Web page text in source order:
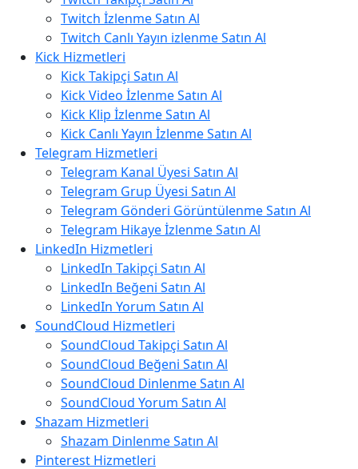
Twitch İzlenme Satın Al
Twitch Canlı Yayın izlenme Satın Al
Kick Hizmetleri
Kick Takipçi Satın Al
Kick Video İzlenme Satın Al
Kick Klip İzlenme Satın Al
Kick Canlı Yayın İzlenme Satın Al
Telegram Hizmetleri
Telegram Kanal Üyesi Satın Al
Telegram Grup Üyesi Satın Al
Telegram Gönderi Görüntülenme Satın Al
Telegram Hikaye İzlenme Satın Al
LinkedIn Hizmetleri
LinkedIn Takipçi Satın Al
LinkedIn Beğeni Satın Al
LinkedIn Yorum Satın Al
SoundCloud Hizmetleri
SoundCloud Takipçi Satın Al
SoundCloud Beğeni Satın Al
SoundCloud Dinlenme Satın Al
SoundCloud Yorum Satın Al
Shazam Hizmetleri
Shazam Dinlenme Satın Al
Pinterest Hizmetleri